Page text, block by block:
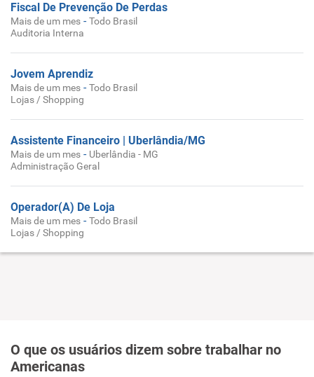
Fiscal De Prevenção De Perdas
Mais de um mes -Todo Brasil
Auditoria Interna
Jovem Aprendiz
Mais de um mes -Todo Brasil
Lojas / Shopping
Assistente Financeiro | Uberlândia/MG
Mais de um mes - Uberlândia - MG
Administração Geral
Operador(A) De Loja
Mais de um mes -Todo Brasil
Lojas / Shopping
O que os usuários dizem sobre trabalhar no
Americanas